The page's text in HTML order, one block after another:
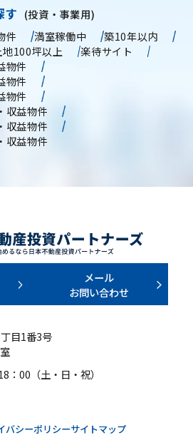
す (投資・事業用)
件
満室稼働中
築10年以内
地100坪以上
楽待サイト
物件
物件
物件
収益物件
収益物件
収益物件
メール
お問い合わせ
目1番3号
：00（土・日・祝）
バシーポリシーサイトマップ